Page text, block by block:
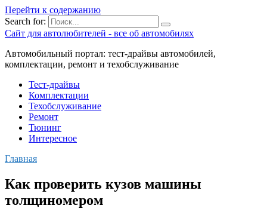
Перейти к содержанию
Search for:
Сайт для автолюбителей - все об автомобилях
Автомобильный портал: тест-драйвы автомобилей,
комплектации, ремонт и техобслуживание
Тест-драйвы
Комплектации
Техобслуживание
Ремонт
Тюнинг
Интересное
Главная
Как проверить кузов машины
толщиномером